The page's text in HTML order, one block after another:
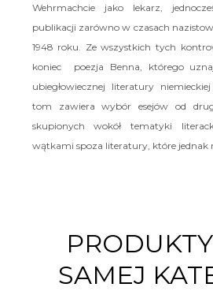
Wehrmachcie jako lekarz,
publikacji zarówno w czasach
1948 roku. Ze wszystkich tych
koniec poezja Benna, którego
ubiegłowiecznej literatury
tom zawiera wybór esejów od
skupionych wokół tematyki
wątkami spoza literatury, które jednak
SAMEJ